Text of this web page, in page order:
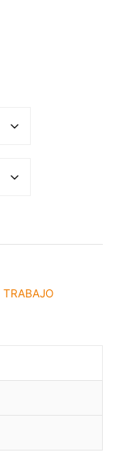
TRABAJO